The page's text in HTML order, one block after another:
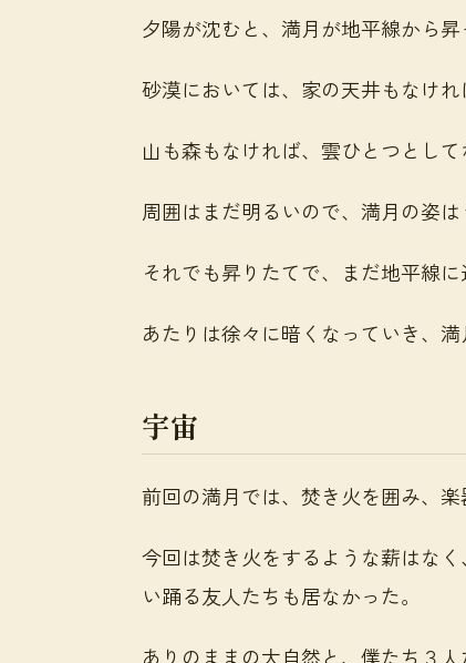
夕陽が沈むと、満月が地平線から昇
砂漠においては、家の天井もなけれ
山も森もなければ、雲ひとつとし
周囲はまだ明るいので、満月の姿は
それでも昇りたてで、まだ地平線
あたりは徐々に暗くなっていき、満
宇宙
前回の満月では、焚き火を囲み、
今回は焚き火をするような薪はな
い踊る友人たちも居なかった。
ありのままの大自然と、僕たち３人